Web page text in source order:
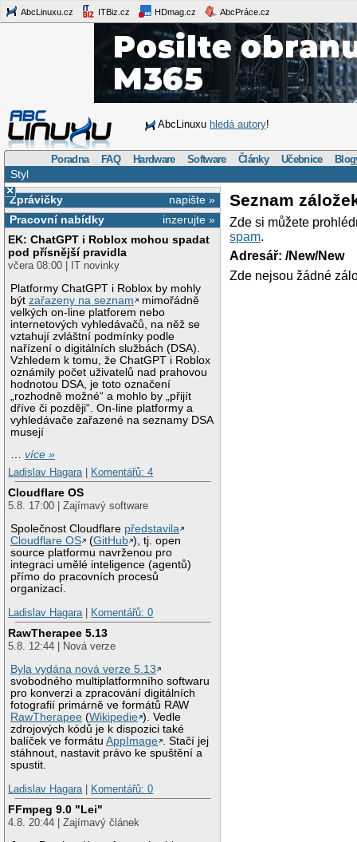
AbcLinuxu.cz ITBiz.cz HDmag.cz AbcPráce.cz
AbcLinuxu hledá autory!
Poradna FAQ Hardware Software Články Učebnice
Styl
×
napište »
Zprávičky
inzerujte »
Pracovní nabídky
EK: ChatGPT i Roblox mohou spadat
pod přísnější pravidla
včera 08:00 | IT novinky
Platformy ChatGPT i Roblox by mohly
býtzařazeny na seznam
mimořádně
velkých on-line platforem nebo
internetových vyhledávačů, na něž se
vztahují zvláštní podmínky podle
nařízení o digitálních službách (DSA).
Vzhledem k tomu, že ChatGPT i Roblox
oznámily počet uživatelů nad prahovou
hodnotou DSA, je toto označení
„rozhodně možné“ a mohlo by „přijít
dříve či později“. On-line platformy a
vyhledávače zařazené na seznamy DSA
musejí
…více »
Ladislav Hagara
Komentářů: 4
Cloudflare OS
5.8. 17:00 | Zajímavý software
Společnost Cloudflare představila
Cloudflare OS
(GitHub ), tj. open
source platformu navrženou pro
integraci umělé inteligence (agentů)
přímo do pracovních procesů
organizací.
Ladislav Hagara
Komentářů: 0
RawTherapee 5.13
5.8. 12:44 | Nová verze
Byla vydána nová verze 5.13
svobodného multiplatformního softwaru
pro konverzi a zpracování digitálních
fotografií primárně ve formátů RAW
RawTherapee (Wikipedie ). Vedle
zdrojových kódů je k dispozici také
balíček ve formátuAppImage . Stačí jej
stáhnout, nastavit právo ke spuštění a
spustit.
Ladislav Hagara
Komentářů: 0
FFmpeg 9.0 "Lei"
4.8. 20:44 | Zajímavý článek
Seznam
Zde si můžete
spam.
Adresář: /New/New
Zde nejsou žádné